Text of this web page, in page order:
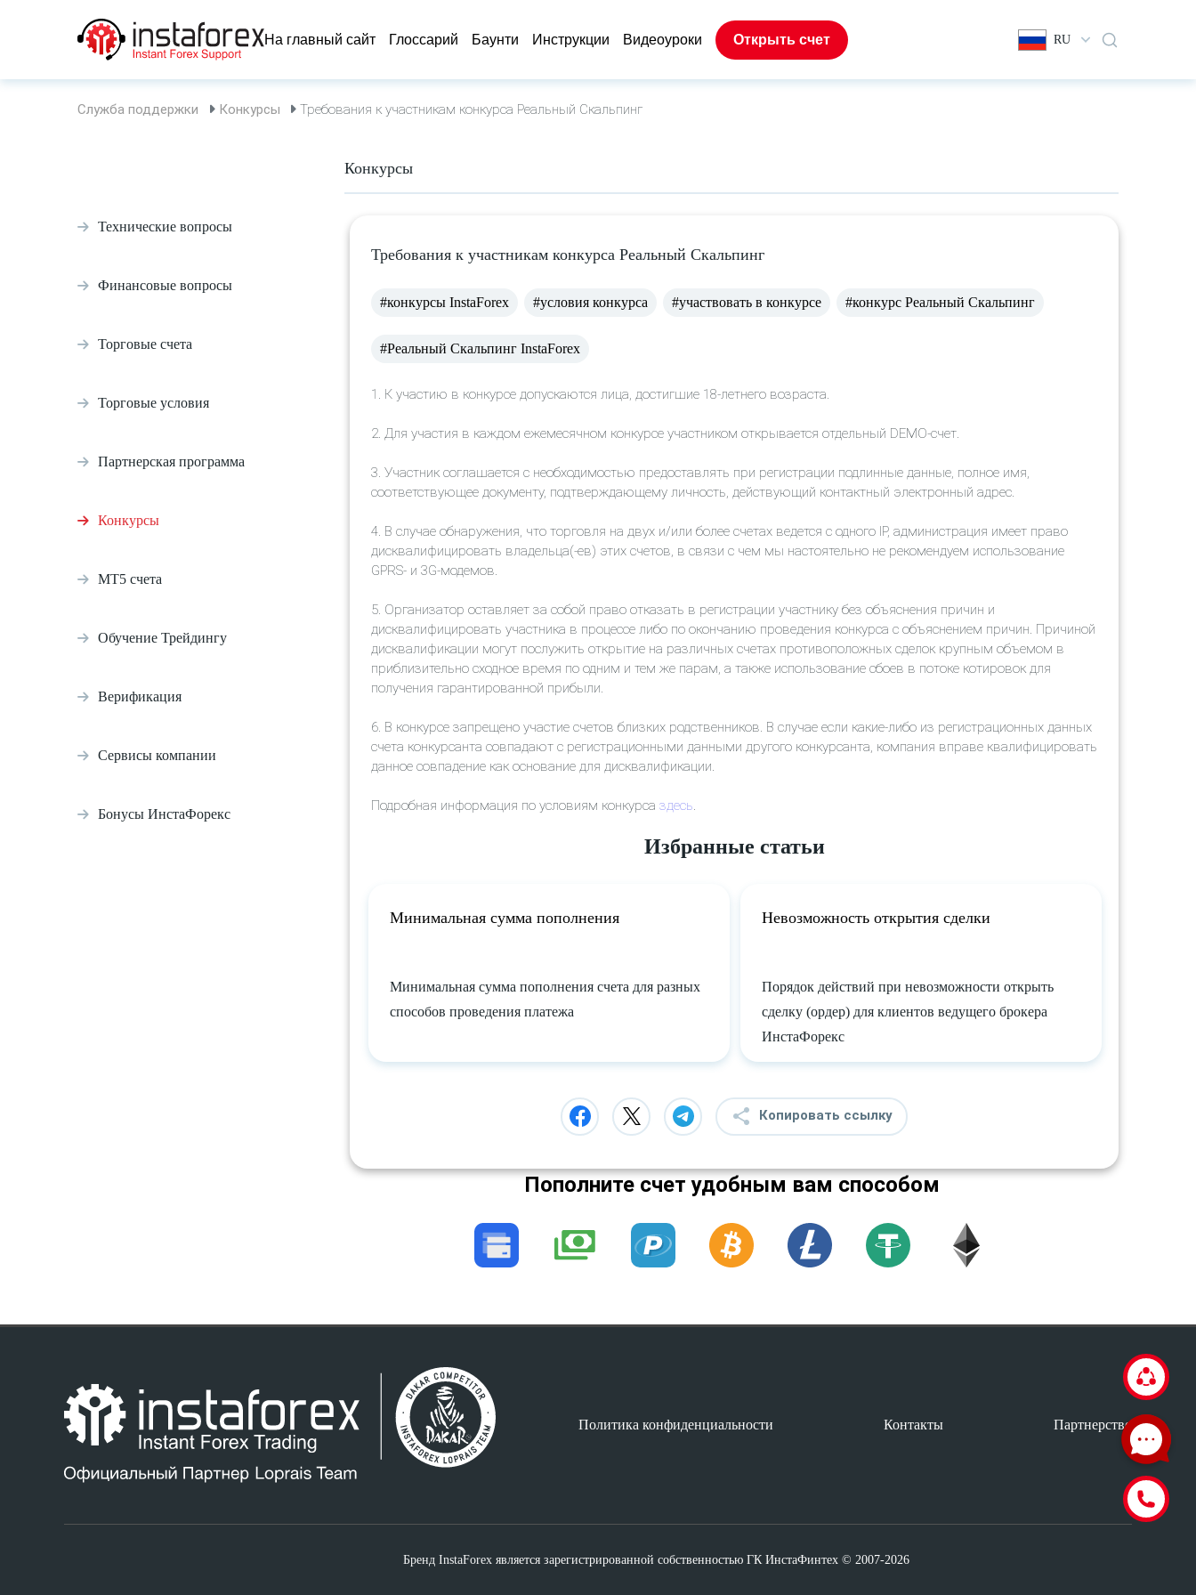
На главный сайт Глоссарий Баунти Инструкции Видеоуроки Открыть счет RU
Служба поддержки Конкурсы Требования к участникам конкурса Реальный Скальпинг
Технические вопросы
Финансовые вопросы
Торговые счета
Торговые условия
Партнерская программа
Конкурсы
МТ5 счета
Обучение Трейдингу
Верификация
Сервисы компании
Бонусы ИнстаФорекс
Конкурсы
Требования к участникам конкурса Реальный Скальпинг
#конкурсы InstaForex #условия конкурса #участвовать в конкурсе #конкурс Реальный Скальпинг
#Реальный Скальпинг InstaForex
1. К участию в конкурсе допускаются лица, достигшие 18-летнего возраста
2. Для участия в каждом ежемесячном конкурсе участником открывается отдельный DEMO-счет
3. Участник соглашается с необходимостью предоставлять при регистрации подлинные данные, полное имя,
соответствующее документу, подтверждающему личность, действующий контактный электронный адрес.
4. В случае обнаружения, что торговля на двух и/или более счетах ведется с одного IP, администрация имеет право
дисквалифицировать владельца(-ев) этих счетов, в связи с чем мы настоятельно не рекомендуем использование
GPRS- и 3G-модемов.
5. Организатор оставляет за собой право отказать в регистрации участнику без объяснения причин и
дисквалифицировать участника в процессе либо по окончанию проведения конкурса с объяснением причин. Причиной
дисквалификации могут послужить открытие на различных счетах противоположных сделок крупным объемом в
приблизительно сходное время по одним и тем же парам, а также использование сбоев в потоке котировок для
получения гарантированной прибыли
6. В конкурсе запрещено участие счетов близких родственников. В случае если какие-либо из регистрационных данных
счета конкурсанта совпадают с регистрационными данными другого конкурсанта, компания вправе квалифицировать
данное совпадение как основание для дисквалификации
Подробная информация по условиям конкурса здесь
Избранные статьи
Минимальная сумма пополнения
Минимальная сумма пополнения счета для разных
способов проведения платежа
Невозможность открытия сделки
Порядок действий при невозможности открыть
сделку (ордер) для клиентов ведущего брокера
ИнстаФорекс
Копировать ссылку
Пополните счет удобным вам способом
Политика конфиденциальности Контакты Партнерство
Бренд InstaForex является зарегистрированной собственностью ГК ИнстаФинтех © 2007-2026